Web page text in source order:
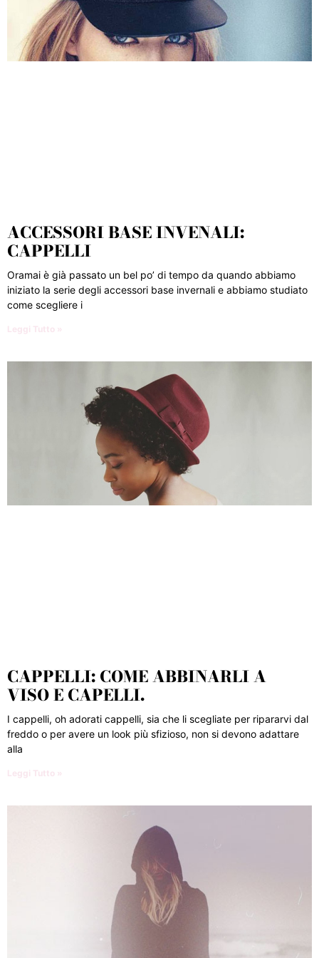
ACCESSORI BASE INVENALI:
CAPPELLI
Oramai è già passato un bel po’ di tempo da quando abbiamo
iniziato la serie degli accessori base invernali e abbiamo studiato
come scegliere i
Leggi Tutto »
CAPPELLI: COME ABBINARLI A
VISO E CAPELLI.
I cappelli, oh adorati cappelli, sia che li scegliate per ripararvi dal
freddo o per avere un look più sfizioso, non si devono adattare
alla
Leggi Tutto »